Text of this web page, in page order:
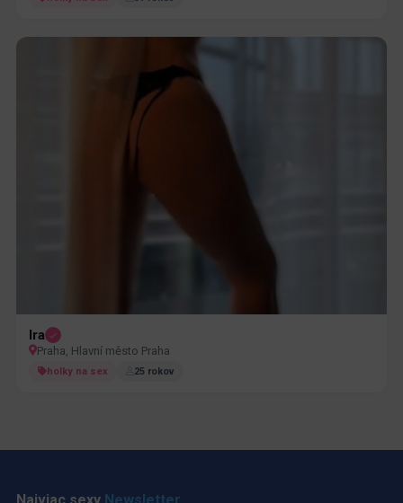
Ira
Praha, Hlavní město Praha
holky na sex 25 rokov
Najviac sexy Newsletter